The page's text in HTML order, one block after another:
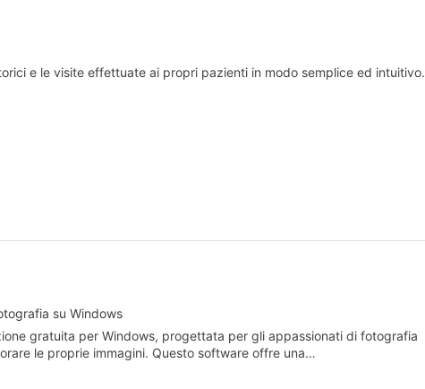
e le visite effettuate ai propri pazienti in modo semplice ed intuitivo.
su Windows
gratuita per Windows, progettata per gli appassionati di fotografia
le proprie immagini. Questo software offre una…